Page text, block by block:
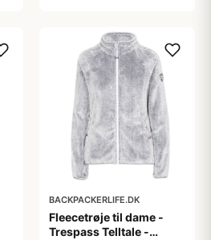
BACKPACKERLIFE.DK
Fleecetrøje til dame -
Trespass Telltale -